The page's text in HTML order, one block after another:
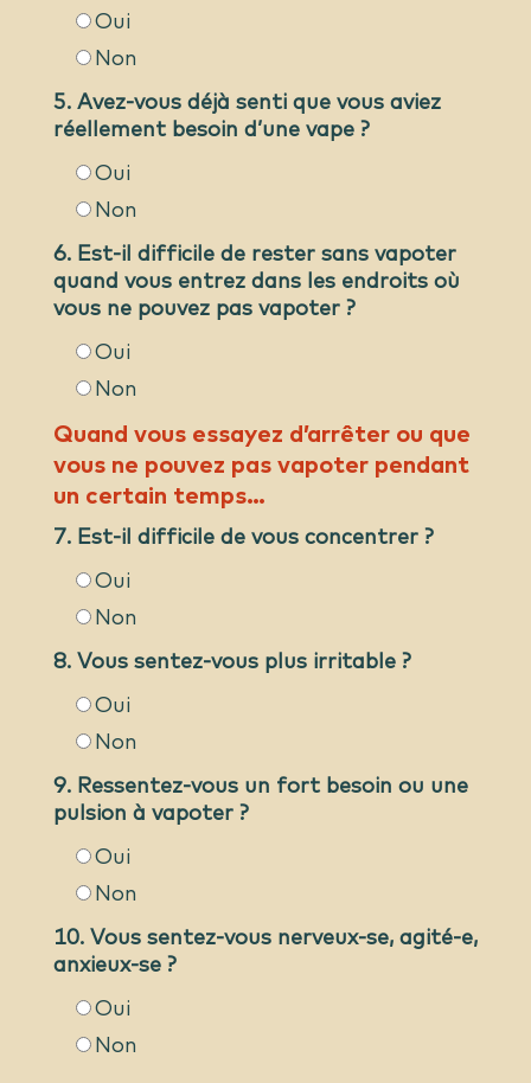
Oui
Non
5. Avez-vous déjà senti que vous aviez
réellement besoin d’une vape ?
Oui
Non
6. Est-il difficile de rester sans vapoter
quand vous entrez dans les endroits où
vous ne pouvez pas vapoter ?
Oui
Non
Quand vous essayez d’arrêter ou que
vous ne pouvez pas vapoter pendant
un certain temps…
7. Est-il difficile de vous concentrer ?
Oui
Non
8. Vous sentez-vous plus irritable ?
Oui
Non
9. Ressentez-vous un fort besoin ou une
pulsion à vapoter ?
Oui
Non
10. Vous sentez-vous nerveux-se, agité-e,
anxieux-se ?
Oui
Non